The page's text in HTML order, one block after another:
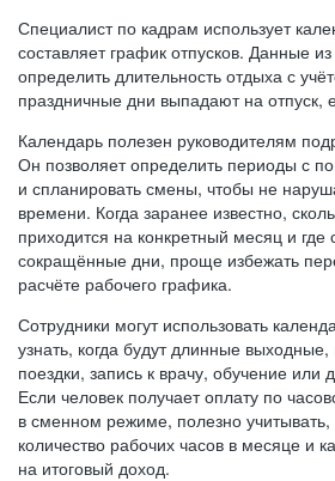
Специалист по кадрам использует
составляет график отпусков. Данные
определить длительность отдыха с
праздничные дни выпадают на отпуск,
Календарь полезен руководителям
Он позволяет определить периоды с
и спланировать смены, чтобы не
времени. Когда заранее известно,
приходится на конкретный месяц и где
сокращённые дни, проще избежать
расчёте рабочего графика.
Сотрудники могут использовать
узнать, когда будут длинные
поездки, запись к врачу, обучение или
Если человек получает оплату по
в сменном режиме, полезно учитывать,
количество рабочих часов в месяце и
на итоговый доход.